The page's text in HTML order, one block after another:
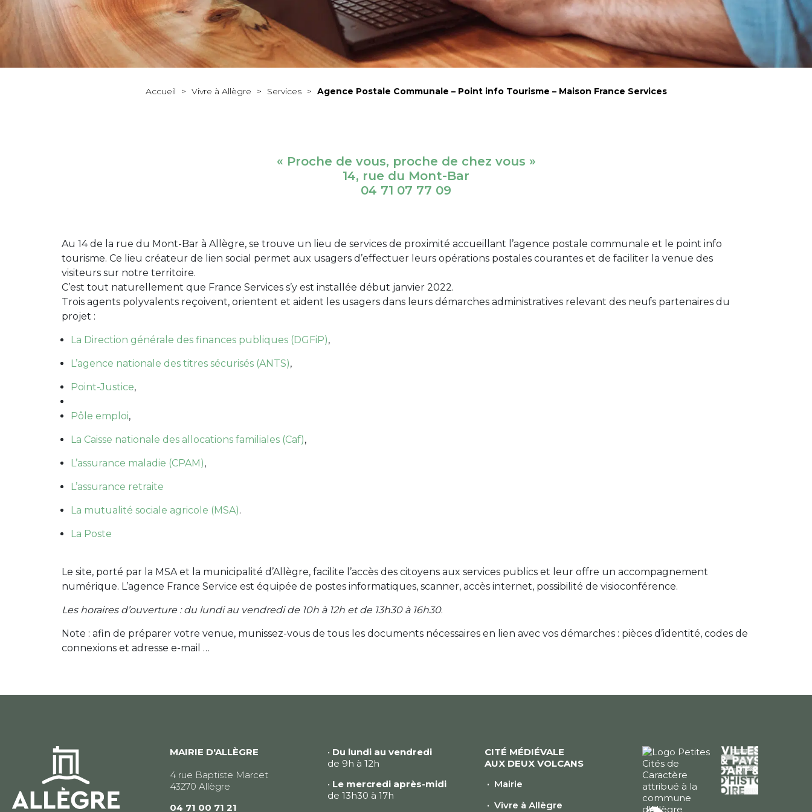
Accueil > Vivre à Allègre > Services > Agence Postale Communale – Point info Tourisme – Maison France Services
« Proche de vous, proche de chez vous »
14, rue du Mont-Bar
04 71 07 77 09
Au 14 de la rue du Mont-Bar à Allègre, se trouve un lieu de services de proximité accueillant l’agence postale communale et le point info
tourisme. Ce lieu créateur de lien social permet aux usagers d’effectuer leurs opérations postales courantes et de faciliter la venue des
visiteurs sur notre territoire.
C’est tout naturellement que France Services s’y est installée début janvier 2022.
Trois agents polyvalents reçoivent, orientent et aident les usagers dans leurs démarches administratives relevant des neufs partenaires du
projet :
La Direction générale des finances publiques (DGFiP),
L’agence nationale des titres sécurisés (ANTS),
Point-Justice,
Pôle emploi,
La Caisse nationale des allocations familiales (Caf),
L’assurance maladie (CPAM),
L’assurance retraite
La mutualité sociale agricole (MSA).
La Poste
Le site, porté par la MSA et la municipalité d’Allègre, facilite l’accès des citoyens aux services publics et leur offre un accompagnement
numérique. L’agence France Service est équipée de postes informatiques, scanner, accès internet, possibilité de visioconférence.
Les horaires d’ouverture : du lundi au vendredi de 10h à 12h et de 13h30 à 16h30.
Note : afin de préparer votre venue, munissez-vous de tous les documents nécessaires en lien avec vos démarches : pièces d’identité, codes de
connexions et adresse e-mail …
MAIRIE D'ALLÈGRE
4 rue Baptiste Marcet
43270 Allègre
04 71 00 71 21
• Du lundi au vendredi
de 9h à 12h
• Le mercredi après-midi
de 13h30 à 17h
CITÉ MÉDIÉVALE
AUX DEUX VOLCANS
Mairie
Vivre à Allègre